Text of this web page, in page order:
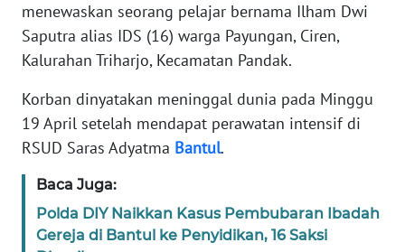
menewaskan seorang pelajar bernama Ilham Dwi
Saputra alias IDS (16) warga Payungan, Ciren,
Kalurahan Triharjo, Kecamatan Pandak.
Korban dinyatakan meninggal dunia pada Minggu
19 April setelah mendapat perawatan intensif di
RSUD Saras Adyatma Bantul.
Baca Juga:
Polda DIY Naikkan Kasus Pembubaran Ibadah
Gereja di Bantul ke Penyidikan, 16 Saksi
PEDOMAN
MEDIA
SIBER
REDAKSI
KARIR